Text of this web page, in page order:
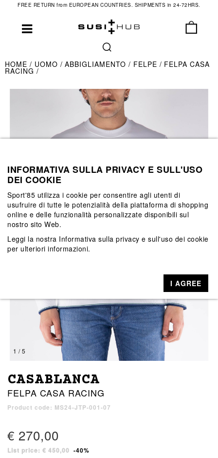
FREE RETURN from EUROPEAN COUNTRIES. SHIPMENTS in 24-72HRS.
HOME UOMO ABBIGLIAMENTO FELPE FELPA CASA
RACING
1 / 5
CASABLANCA
FELPA CASA RACING
Product code: MS24-JTP-001-07
€ 270,00
List price: € 450,00 -40%
INFORMATIVA SULLA PRIVACY E SULL'USO
DEI COOKIE
Sport'85 utilizza i cookie per consentire agli utenti di
usufruire di tutte le potenzialità della piattaforma di shopping
online e delle funzionalità personalizzate disponibili sul
nostro sito Web.
Leggi la nostra Informativa sulla privacy e sull'uso dei cookie
per ulteriori informazioni.
I AGREE